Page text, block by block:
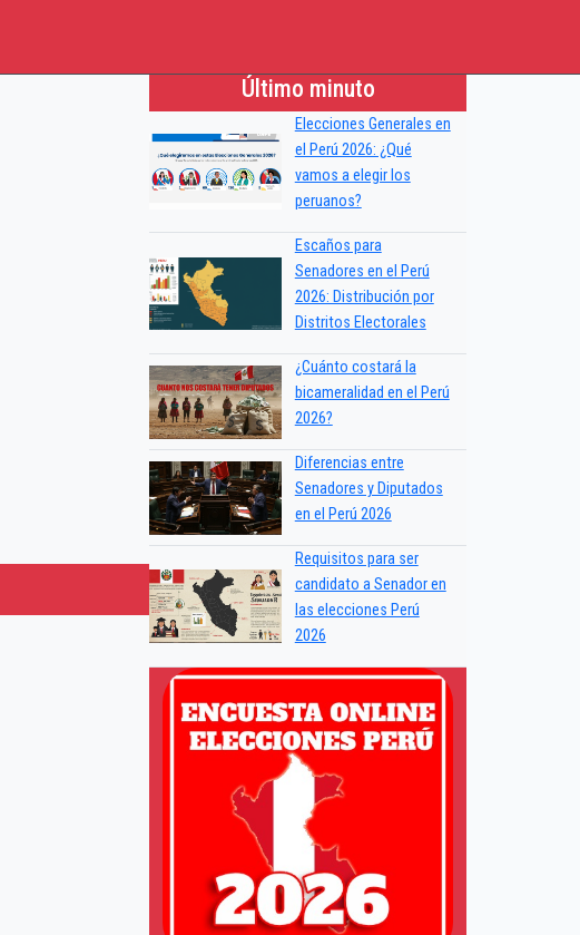
Último minuto
Elecciones Generales en
el Perú 2026: ¿Qué
vamos a elegir los
peruanos?
Escaños para
Senadores en el Perú
2026: Distribución por
Distritos Electorales
¿Cuánto costará la
bicameralidad en el Perú
2026?
Diferencias entre
Senadores y Diputados
en el Perú 2026
Requisitos para ser
candidato a Senador en
las elecciones Perú
2026